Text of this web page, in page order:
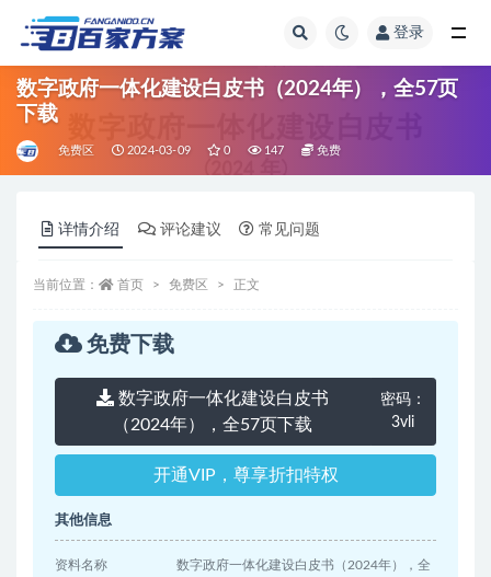
登录
数字政府一体化建设白皮书（2024年），全57页
下载
免费区 2024-03-09 0 147 免费
详情介绍 评论建议 常见问题
当前位置： 首页 免费区 正文
免费下载
数字政府一体化建设白皮书
（2024年），全57页下载
密码：
3vli
开通VIP，尊享折扣特权
其他信息
资料名称
数字政府一体化建设白皮书（2024年），全